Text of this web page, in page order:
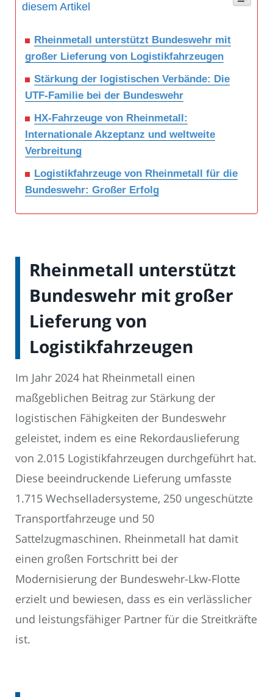
diesem Artikel
Rheinmetall unterstützt Bundeswehr mit
großer Lieferung von Logistikfahrzeugen
Stärkung der logistischen Verbände: Die
UTF-Familie bei der Bundeswehr
HX-Fahrzeuge von Rheinmetall:
Internationale Akzeptanz und weltweite
Verbreitung
Logistikfahrzeuge von Rheinmetall für die
Bundeswehr: Großer Erfolg
Rheinmetall unterstützt
Bundeswehr mit großer
Lieferung von
Logistikfahrzeugen
Im Jahr 2024 hat Rheinmetall einen
maßgeblichen Beitrag zur Stärkung der
logistischen Fähigkeiten der Bundeswehr
geleistet, indem es eine Rekordauslieferung
von 2.015 Logistikfahrzeugen durchgeführt hat.
Diese beeindruckende Lieferung umfasste
1.715 Wechselladersysteme, 250 ungeschützte
Transportfahrzeuge und 50
Sattelzugmaschinen. Rheinmetall hat damit
einen großen Fortschritt bei der
Modernisierung der Bundeswehr-Lkw-Flotte
erzielt und bewiesen, dass es ein verlässlicher
und leistungsfähiger Partner für die Streitkräfte
ist.